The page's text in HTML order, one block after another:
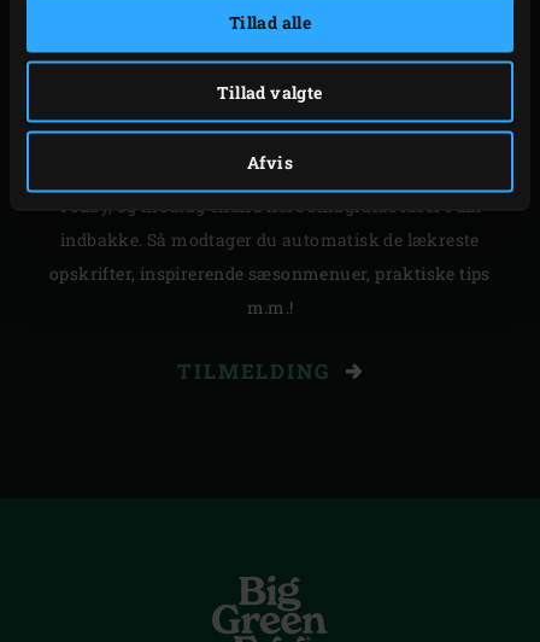
Tillad alle
Tillad valgte
Afvis
INSPIRATION TODAY
Vil du gerne modtage din portion inspiration via e-mail?
Tilmeld dig til vores månedlige nyhedsbrev Inspiration
Today, og modtag endnu flere smagfulde idéer i din
indbakke. Så modtager du automatisk de lækreste
opskrifter, inspirerende sæsonmenuer, praktiske tips
m.m.!
TILMELDING